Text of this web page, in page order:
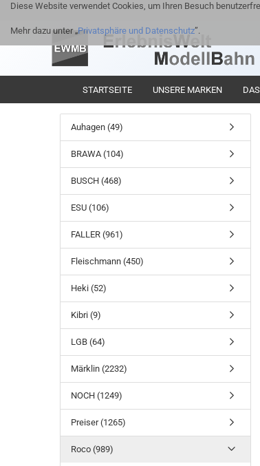
Diese Website verwendet Cookies, um Ihren Besuch
Mehr dazu unter „Privatsphäre und Datenschutz”.
STARTSEITE UNSERE MARKEN
Auhagen (49)
BRAWA (104)
BUSCH (468)
ESU (106)
FALLER (961)
Fleischmann (450)
Heki (52)
Kibri (9)
LGB (64)
Märklin (2232)
NOCH (1249)
Preiser (1265)
Roco (989)